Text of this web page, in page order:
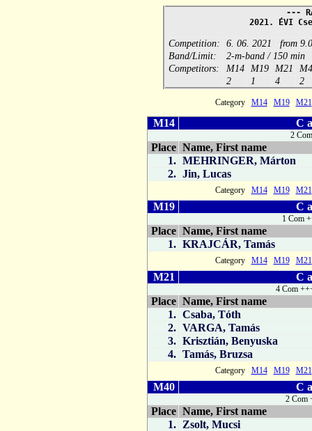
---
2021. ÉVI
Competition:
6. 06. 2021 from
Band/Limit:
2-m-band / 150 min
Competitors:
M14 M19 M21
2
1 4 2
Category M14 M19 M21
M14 C
2
Place Name, First name
1. MEHRINGER, Márton
2. Jin, Lucas
Category M14 M19 M21
M19 C
1 Com
Place Name, First name
1. KRAJCÁR, Tamás
Category M14 M19 M21
M21 C
4 Com
Place Name, First name
1. Csaba, Tóth
2. VARGA, Tamás
3. Krisztián, Benyuska
4. Tamás, Bruzsa
Category M14 M19 M21
M40 C
2 Com
Place Name, First name
1. Zsolt, Mucsi